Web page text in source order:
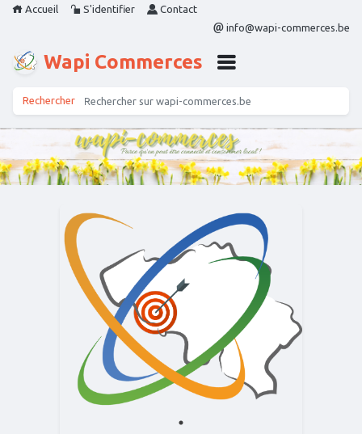
Accueil S'identifier
Contact
info@wapi-commerces.be
Wapi Commerces